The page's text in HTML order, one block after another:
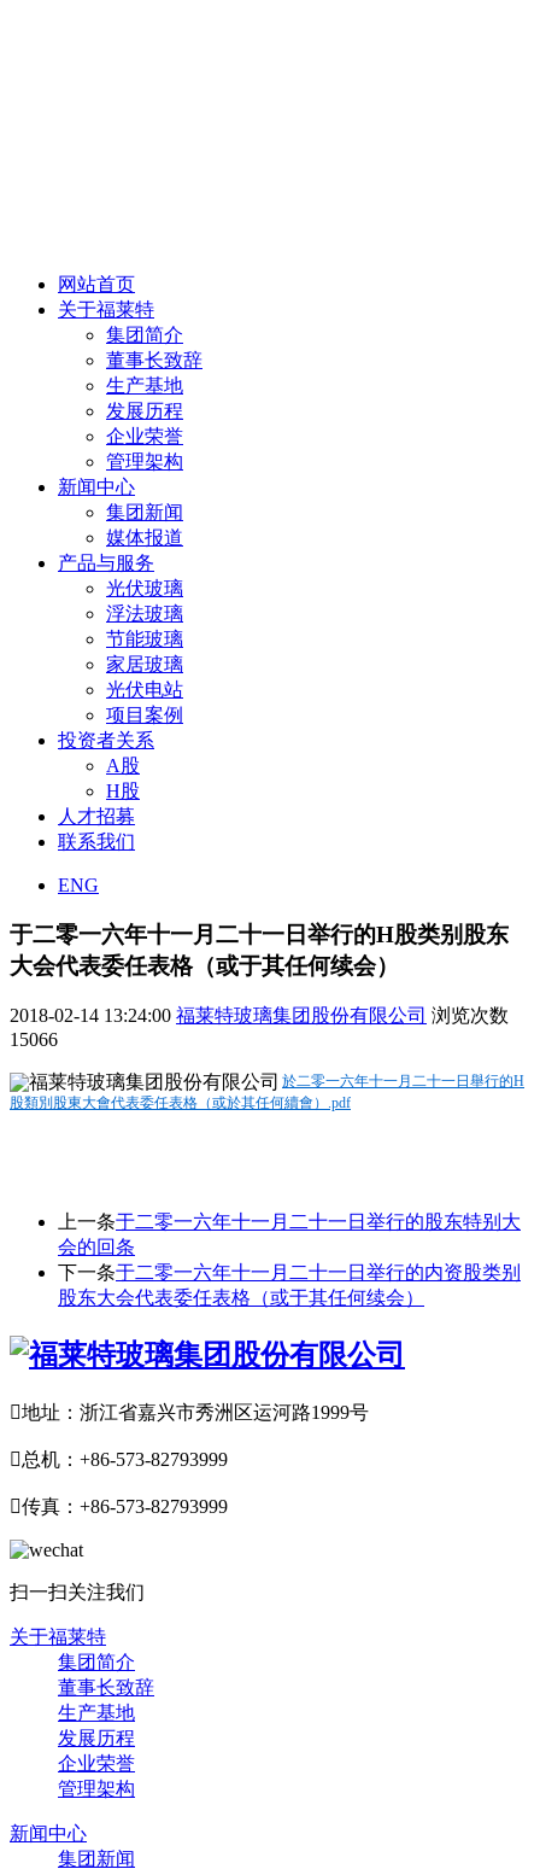
网站首页
关于福莱特
集团简介
董事长致辞
生产基地
发展历程
企业荣誉
管理架构
新闻中心
集团新闻
媒体报道
产品与服务
光伏玻璃
浮法玻璃
节能玻璃
家居玻璃
光伏电站
项目案例
投资者关系
A股
H股
人才招募
联系我们
ENG
于二零一六年十一月二十一日举行的H股类别股东
大会代表委任表格（或于其任何续会）
2018-02-14 13:24:00 福莱特玻璃集团股份有限公司 浏览次数
15066
於二零一六年十一月二十一日舉行的H
股類別股東大會代表委任表格（或於其任何續會）.pdf
上一条于二零一六年十一月二十一日举行的股东特别大
会的回条
下一条于二零一六年十一月二十一日举行的内资股类别
股东大会代表委任表格（或于其任何续会）
地址：浙江省嘉兴市秀洲区运河路1999号
总机：+86-573-82793999
传真：+86-573-82793999
扫一扫关注我们
关于福莱特
集团简介
董事长致辞
生产基地
发展历程
企业荣誉
管理架构
新闻中心
集团新闻